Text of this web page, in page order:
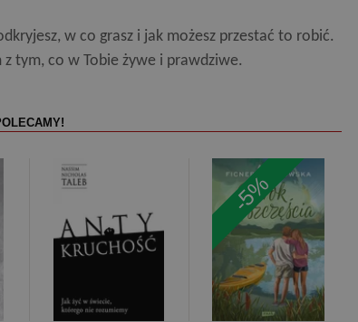
w co grasz i jak możesz przestać to robić.
tym, co w Tobie żywe i prawdziwe.
-5%